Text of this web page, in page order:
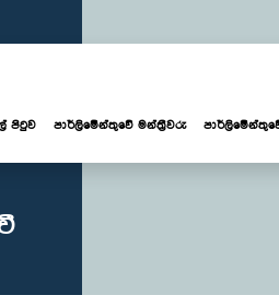
පිටුව පාර්ලි‌මේන්තුවේ මන්ත්‍රීවරු